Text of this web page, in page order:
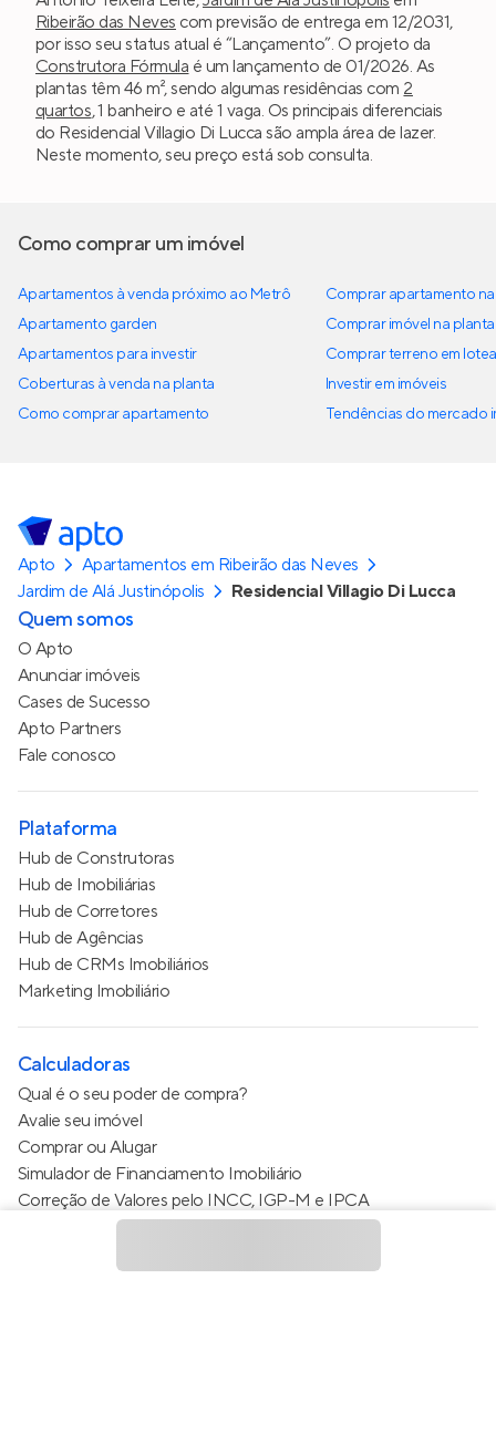
Ribeirão das Neves com previsão de entrega em 12/2031,
por isso seu status atual é “Lançamento”. O projeto da
Construtora Fórmula é um lançamento de 01/2026. As
plantas têm 46 m², sendo algumas residências com 2
quartos, 1 banheiro e até 1 vaga. Os principais diferenciais
do Residencial Villagio Di Lucca são ampla área de lazer.
Neste momento, seu preço está sob consulta.
Como comprar um imóvel
Apartamentos à venda próximo ao Metrô
Apartamento garden
Apartamentos para investir
Coberturas à venda na planta
Como comprar apartamento
Comprar apartamento
Comprar imóvel na planta
Comprar terreno em
Investir em imóveis
Tendências do mercado
Apto
Apartamentos em Ribeirão das Neves
Jardim de Alá Justinópolis
Residencial Villagio Di Lucca
Quem somos
O Apto
Anunciar imóveis
Cases de Sucesso
Apto Partners
Fale conosco
Plataforma
Hub de Construtoras
Hub de Imobiliárias
Hub de Corretores
Hub de Agências
Hub de CRMs Imobiliários
Marketing Imobiliário
Calculadoras
Qual é o seu poder de compra?
Avalie seu imóvel
Comprar ou Alugar
Simulador de Financiamento Imobiliário
Correção de Valores pelo INCC, IGP-M e IPCA
Estimativa de valor do condomínio